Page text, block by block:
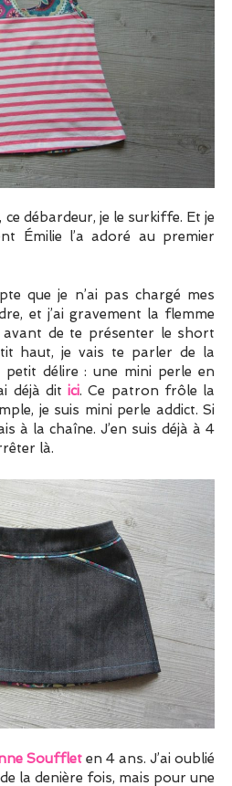
débardeur, je le surkiffe. Et je
Émilie l’a adoré au premier
que je n’ai pas chargé mes
et j’ai gravement la flemme
avant de te présenter le short
haut, je vais te parler de la
petit délire : une mini perle en
déjà ditici. Ce patron frôle la
je suis mini perle addict. Si
à la chaîne. J’en suis déjà à 4
là.
Soufflet en 4 ans. J’ai oublié
la denière fois, mais pour une